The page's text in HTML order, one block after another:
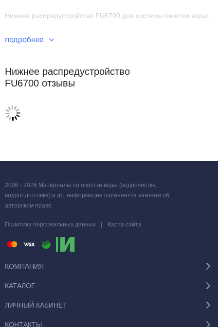
Нижнее распредустройство FU6700 для системы очистки воды.
подробнее
Нижнее распредустройство
FU6700 отзывы
2006 - 2026 Материалы по очистке воды (водоочистке,
водоподготовке) и др. информация охраняется законом об
авторском праве.
Политика персональных данных | Карта сайта
КОМПАНИЯ
КАТАЛОГ
ЛИЧНЫЙ КАБИНЕТ
КОНТАКТЫ